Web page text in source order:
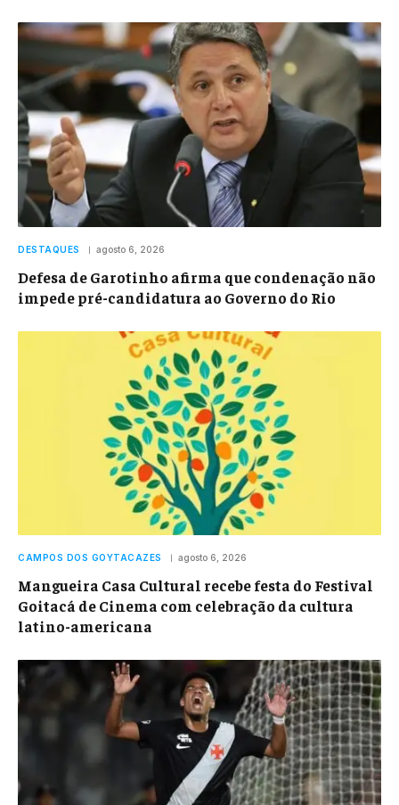
DESTAQUES agosto 6, 2026
Defesa de Garotinho afirma que condenação não
impede pré-candidatura ao Governo do Rio
CAMPOS DOS GOYTACAZES agosto 6, 2026
Mangueira Casa Cultural recebe festa do Festival
Goitacá de Cinema com celebração da cultura
latino-americana